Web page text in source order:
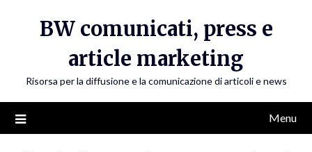
BW comunicati, press e
article marketing
Risorsa per la diffusione e la comunicazione di articoli e news
Menu